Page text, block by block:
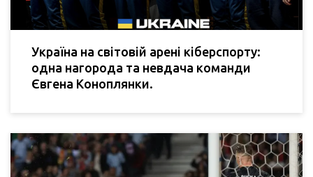
Україна на світовій арені кіберспорту:
одна нагорода та невдача команди
Євгена Коноплянки.